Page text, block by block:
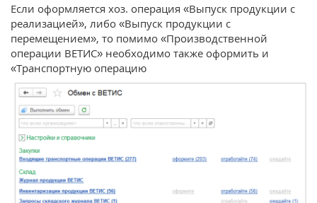
Если оформляется хоз. операция «Выпуск продукции с
реализацией», либо «Выпуск продукции с
перемещением», то помимо «Производственной
операции ВЕТИС» необходимо также оформить и
«Транспортную операцию